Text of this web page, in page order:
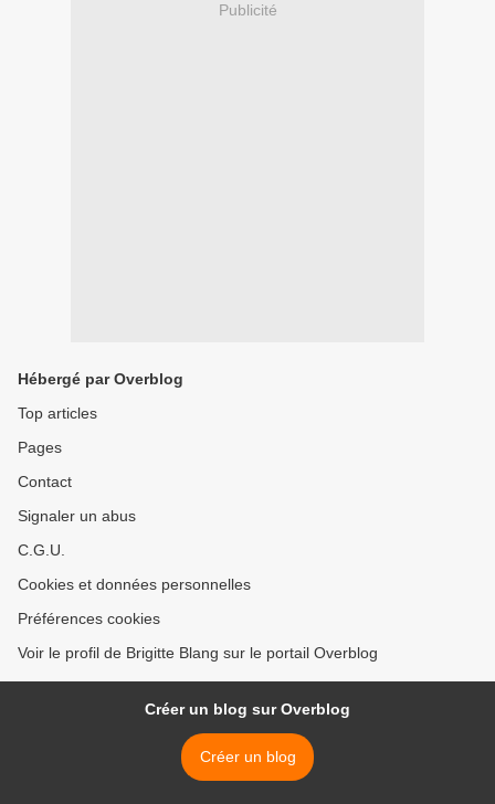
Publicité
Hébergé par Overblog
Top articles
Pages
Contact
Signaler un abus
C.G.U.
Cookies et données personnelles
Préférences cookies
Voir le profil de Brigitte Blang sur le portail Overblog
Créer un blog sur Overblog
Créer un blog